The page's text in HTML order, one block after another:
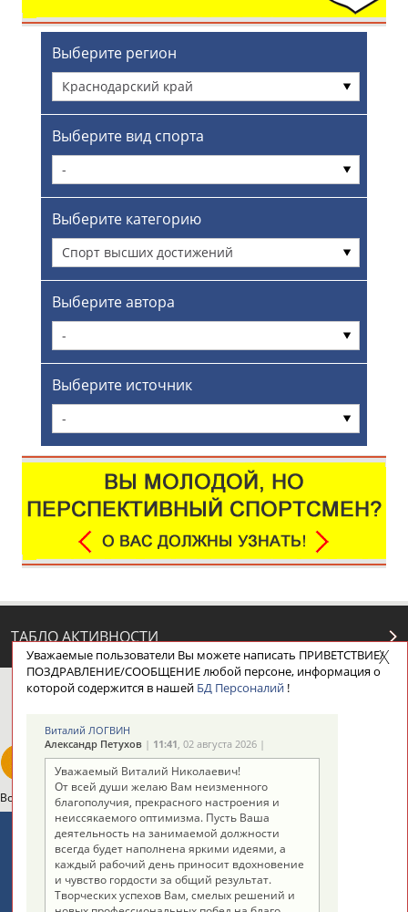
Выберите регион
Краснодарский край
Выберите вид спорта
-
Выберите категорию
Спорт высших достижений
Выберите автора
-
Выберите источник
-
ТАБЛО АКТИВНОСТИ
ЦЕЛИ ПРОЕКТА НАШИ КНОПКИ
Вопросы сотрудничества и совместной деятельности
Стадион, 1998-2026
Адресов в новостной рассылке: 996
Подпишись
Уважаемые пользователи Вы можете написать ПРИВЕТСТВИЕ/
ПОЗДРАВЛЕНИЕ/СООБЩЕНИЕ любой персоне, информация о
которой содержится в нашей БД Персоналий!
Виталий ЛОГВИН
Александр Петухов| 11:41, 02 августа 2026 |
Уважаемый Виталий Николаевич!
От всей души желаю Вам неизменного
благополучия, прекрасного настроения и
неиссякаемого оптимизма. Пусть Ваша
деятельность на занимаемой должности
всегда будет наполнена яркими идеями, а
каждый рабочий день приносит вдохновение
и чувство гордости за общий результат.
Творческих успехов Вам, смелых решений и